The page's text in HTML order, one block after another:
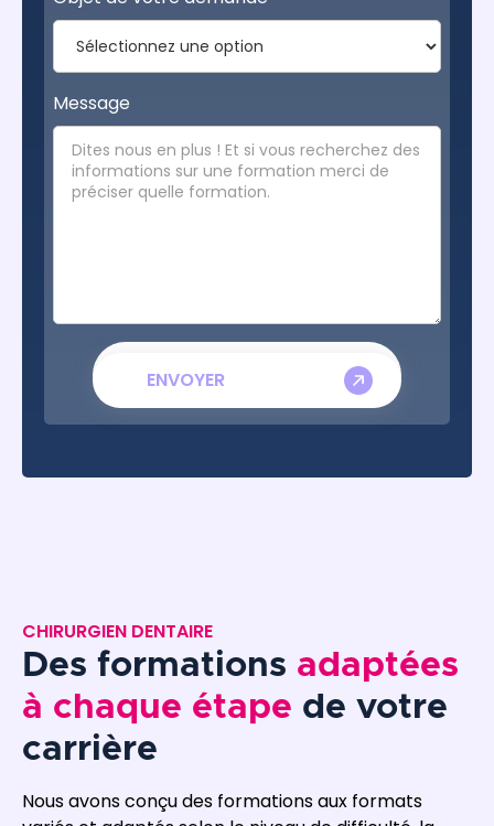
Message
CHIRURGIEN DENTAIRE
Des formations adaptées
à chaque étape de votre
carrière
Nous avons conçu des formations aux formats